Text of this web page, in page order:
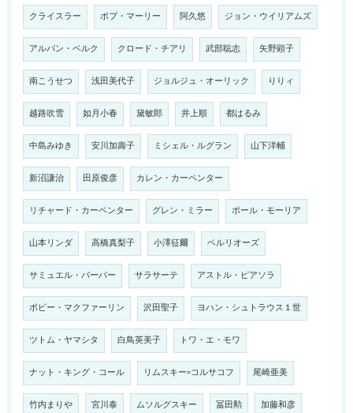
クライスラー ボブ・マーリー 阿久悠 ジョン・ウイリアムズ
アルバン・ベルク クロード・チアリ 武部聡志 矢野顕子
南こうせつ 浅田美代子 ジョルジュ・オーリック りりィ
越路吹雪 如月小春 黛敏郎 井上順 都はるみ
中島みゆき 安川加壽子 ミシェル・ルグラン 山下洋輔
新沼謙治 田原俊彦 カレン・カーペンター
リチャード・カーペンター グレン・ミラー ポール・モーリア
山本リンダ 高橋真梨子 小澤征爾 ベルリオーズ
サミュエル・バーバー サラサーテ アストル・ピアソラ
ボビー・マクファーリン 沢田聖子 ヨハン・シュトラウス１世
ツトム・ヤマシタ 白鳥英美子 トワ・エ・モワ
ナット・キング・コール リムスキー=コルサコフ 尾崎亜美
竹内まりや 宮川泰 ムソルグスキー 冨田勲 加藤和彦